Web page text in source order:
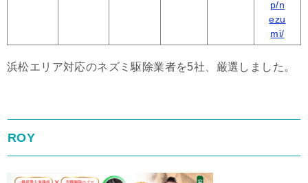
p/n
ezu
mi/
浜松エリア対応のネズミ駆除業者を5社、厳選しました。
ROY